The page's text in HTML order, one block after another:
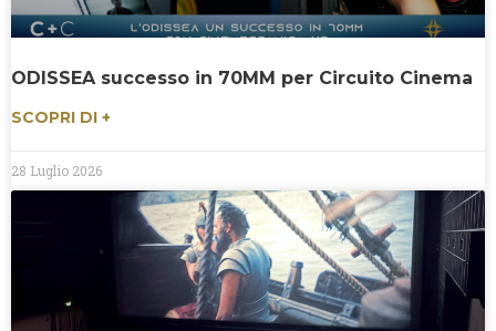
ODISSEA successo in 70MM per Circuito Cinema
SCOPRI DI +
28 Luglio 2026